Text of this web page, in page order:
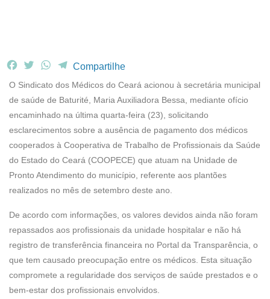
F
c
e
b
o
o
k
T
i
t
t
e
r
W
a
t
s
A
p
p
T
e
g
r
a
m
Compartilhe
O Sindicato dos Médicos do Ceará acionou à secretária municipal
de saúde de Baturité, Maria Auxiliadora Bessa, mediante ofício
encaminhado na última quarta-feira (23), solicitando
esclarecimentos sobre a ausência de pagamento dos médicos
cooperados à Cooperativa de Trabalho de Profissionais da Saúde
do Estado do Ceará (COOPECE) que atuam na Unidade de
Pronto Atendimento do município, referente aos plantões
realizados no mês de setembro deste ano.
De acordo com informações, os valores devidos ainda não foram
repassados aos profissionais da unidade hospitalar e não há
registro de transferência financeira no Portal da Transparência, o
que tem causado preocupação entre os médicos. Esta situação
compromete a regularidade dos serviços de saúde prestados e o
bem-estar dos profissionais envolvidos.